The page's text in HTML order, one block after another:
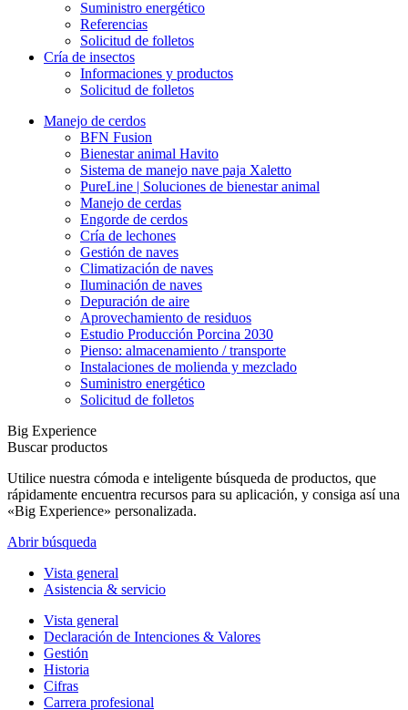
Suministro energético
Referencias
Solicitud de folletos
Cría de insectos
Informaciones y productos
Solicitud de folletos
Manejo de cerdos
BFN Fusion
Bienestar animal Havito
Sistema de manejo nave paja Xaletto
PureLine | Soluciones de bienestar animal
Manejo de cerdas
Engorde de cerdos
Cría de lechones
Gestión de naves
Climatización de naves
Iluminación de naves
Depuración de aire
Aprovechamiento de residuos
Estudio Producción Porcina 2030
Pienso: almacenamiento / transporte
Instalaciones de molienda y mezclado
Suministro energético
Solicitud de folletos
Big Experience
Buscar productos
Utilice nuestra cómoda e inteligente búsqueda de productos, que
rápidamente encuentra recursos para su aplicación, y consiga así una
«Big Experience» personalizada.
Abrir búsqueda
Vista general
Asistencia & servicio
Vista general
Declaración de Intenciones & Valores
Gestión
Historia
Cifras
Carrera profesional